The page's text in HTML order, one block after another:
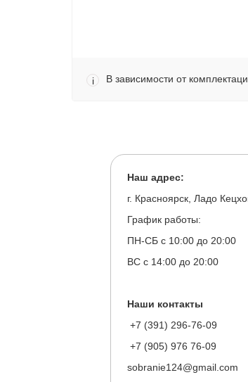
i В зависимости от
Наш адрес:
г. Красноярск, Ладо
График работы:
ПН-СБ с 10:00 до 20:00
ВС с 14:00 до 20:00
Наши контакты
+7 (391) 296-76-09
+7 (905) 976 76-09
sobranie124@gmail.com